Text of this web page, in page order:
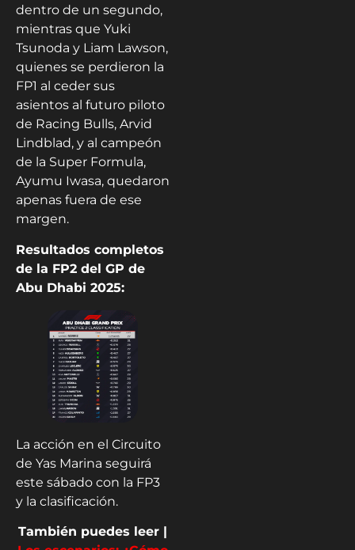
dentro de un segundo,
mientras que Yuki
Tsunoda y Liam Lawson,
quienes se perdieron la
FP1 al ceder sus
asientos al futuro piloto
de Racing Bulls, Arvid
Lindblad, y al campeón
de la Super Formula,
Ayumu Iwasa, quedaron
apenas fuera de ese
margen.
Resultados completos
de la FP2 del GP de
Abu Dhabi 2025:
La acción en el Circuito
de Yas Marina seguirá
este sábado con la FP3
y la clasificación.
También puedes leer |